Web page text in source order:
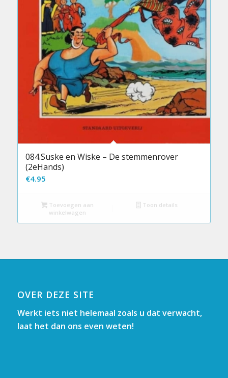
084.Suske en Wiske – De stemmenrover
(2eHands)
€4.95
Toevoegen aan
winkelwagen
Toon details
OVER DEZE SITE
Werkt iets niet helemaal zoals u dat verwacht,
laat het dan ons even weten!